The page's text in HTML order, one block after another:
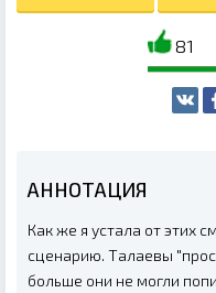
81
АННОТАЦИЯ
Как же я устала от этих
сценарию. Талаевы
больше они не могли